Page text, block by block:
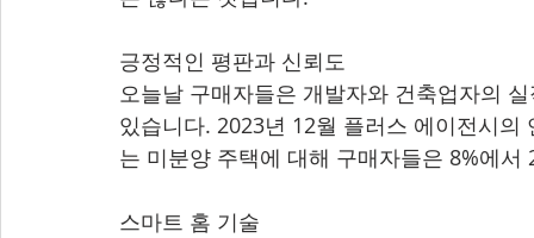
긍정적인 평판과 신뢰도
오늘날 구매자들은 개발자와 건축업자의
있습니다. 2023년 12월 플러스 에이전시
는 미분양 주택에 대해 구매자들은 8%에
스마트 홈 기술